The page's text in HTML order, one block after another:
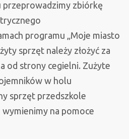
przeprowadzimy zbiórkę
programu „Moje miasto
sprzęt należy złożyć za
od strony cegielni. Zużyte
w holu
sprzęt przedszkole
na pomoce